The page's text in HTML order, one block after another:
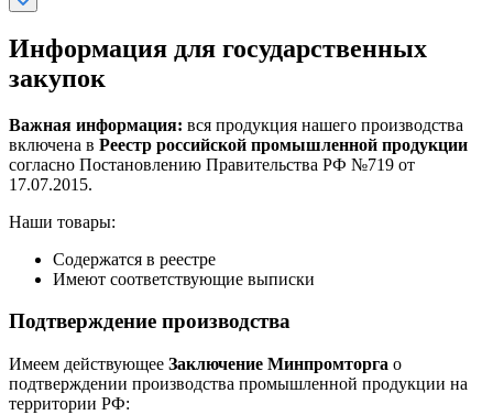
Информация для государственных
закупок
Важная информация: вся продукция нашего производства
включена в Реестр российской промышленной продукции
согласно Постановлению Правительства РФ №719 от
17.07.2015.
Наши товары:
Содержатся в реестре
Имеют соответствующие выписки
Подтверждение производства
Имеем действующее Заключение Минпромторга о
подтверждении производства промышленной продукции на
территории РФ: